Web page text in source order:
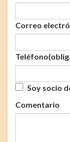
Correo
Teléfono
Soy socio
Comentario